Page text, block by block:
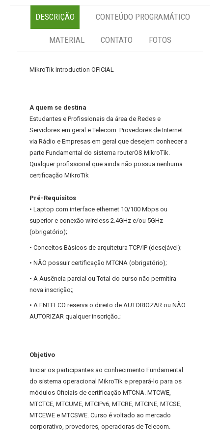
DESCRIÇÃO CONTEÚDO PROGRAMÁTICO
MATERIAL CONTATO FOTOS
MikroTik Introduction OFICIAL
A quem se destina
Estudantes e Profissionais da área de Redes e
Servidores em geral e Telecom. Provedores de Internet
via Rádio e Empresas em geral que desejem conhecer a
parte Fundamental do sistema routerOS MikroTik.
Qualquer profissional que ainda não possua nenhuma
certificação MikroTik
Pré-Requisitos
• Laptop com interface ethernet 10/100 Mbps ou
superior e conexão wireless 2.4GHz e/ou 5GHz
(obrigatório);
• Conceitos Básicos de arquitetura TCP/IP (desejável);
• NÃO possuir certificação MTCNA (obrigatório);
• A Ausência parcial ou Total do curso não permitira
nova inscrição;;
• A ENTELCO reserva o direito de AUTORIOZAR ou NÃO
AUTORIZAR qualquer inscrição.;
Objetivo
Iniciar os participantes ao conhecimento Fundamental
do sistema operacional MikroTik e prepará-lo para os
módulos Oficiais de certificação MTCNA. MTCWE,
MTCTCE, MTCUME, MTCIPv6, MTCRE, MTCINE, MTCSE,
MTCEWE e MTCSWE. Curso é voltado ao mercado
corporativo, provedores, operadoras de Telecom.